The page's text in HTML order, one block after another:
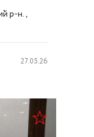
р-н.,
27.05.26